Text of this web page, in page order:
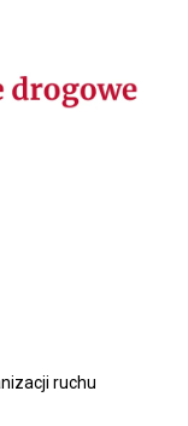
ruchu